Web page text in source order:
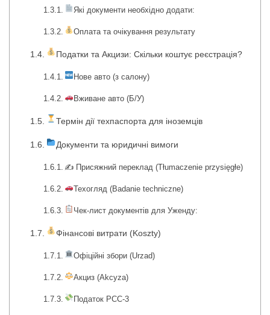
Які документи необхідно додати:
Оплата та очікування результату
Податки та Акцизи: Скільки коштує реєстрація?
Нове авто (з салону)
Вживане авто (Б/У)
Термін дії техпаспорта для іноземців
Документи та юридичні вимоги
✍️ Присяжний переклад (Tłumaczenie przysięgłe)
Техогляд (Badanie techniczne)
Чек-лист документів для Уженду:
Фінансові витрати (Koszty)
Офіційні збори (Urzad)
Акциз (Akcyza)
Податок PCC-3